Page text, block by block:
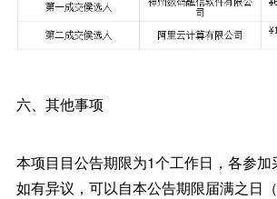
六、其他事项
本项目目公告期限为1个工作日，各参
如有异议，可以自本公告期限届满之日